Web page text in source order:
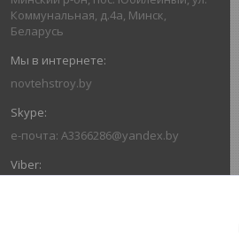
Коммунальная, д.4а, Минск,
Беларусь
novtehstroy.by
e-почта: A3366286@yandex.by